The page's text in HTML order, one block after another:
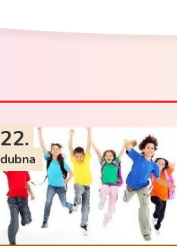
22.
dubna